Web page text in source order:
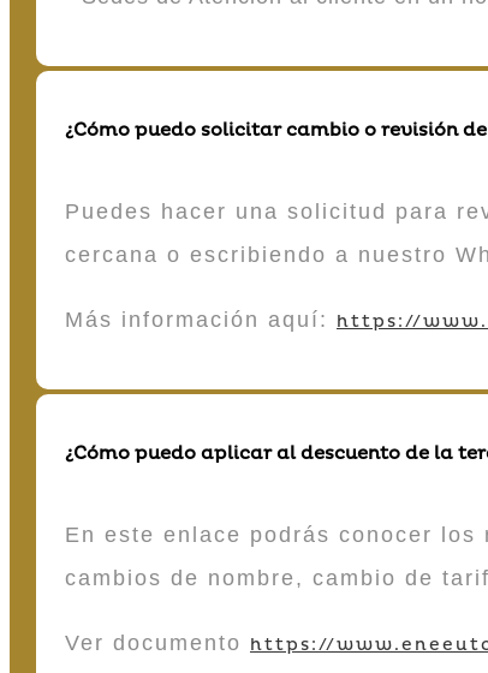
¿Cómo puedo solicitar cambio o revisión
Puedes hacer una solicitud para
cercana o escribiendo a nuestro
Más información aquí: https://
¿Cómo puedo aplicar al descuento de la
En este enlace podrás conocer
cambios de nombre, cambio de
Ver documento https://